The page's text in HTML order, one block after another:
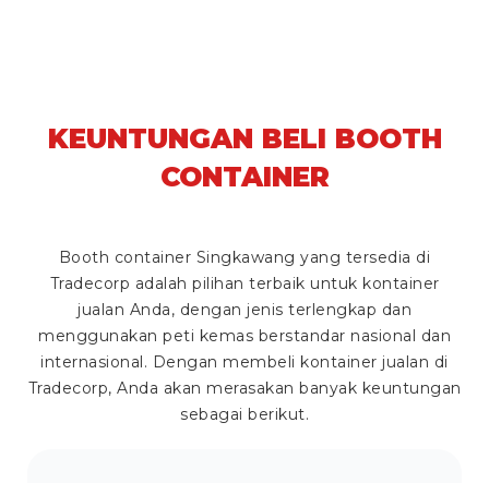
KEUNTUNGAN BELI BOOTH
CONTAINER
Booth container Singkawang yang tersedia di
Tradecorp adalah pilihan terbaik untuk kontainer
jualan Anda, dengan jenis terlengkap dan
menggunakan peti kemas berstandar nasional dan
internasional. Dengan membeli kontainer jualan di
Tradecorp, Anda akan merasakan banyak keuntungan
sebagai berikut.